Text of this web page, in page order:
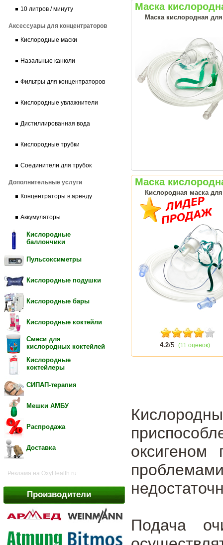
10 литров / минуту
Аксессуары для концентраторов
Кислородные маски
Назальные канюли
Фильтры для концентраторов
Кислородные увлажнители
Дистиллированная вода
Кислородные трубки
Соединители для трубок
Дополнительные услуги
Концентраторы в аренду
Аккумуляторы
Кислородные
баллончики
Пульсоксиметры
Кислородные подушки
Кислородные бары
Кислородные коктейли
Смеси для
кислородных коктейлей
Кислородные
коктейлеры
СИПАП-терапия
Мешки АМБУ
Распродажа
Доставка
Реклама на OxyHealth.ru:
Производители
Маска
Маска кислородная
Маска
Кислородная маска
4.2/5 (11 оценок)
Подача